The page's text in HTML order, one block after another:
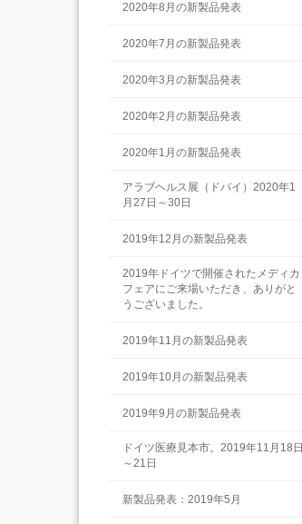
2020年8月の新製品発表
2020年7月の新製品発表
2020年3月の新製品発表
2020年2月の新製品発表
2020年1月の新製品発表
アラブヘルス展（ドバイ）2020年1
月27日～30日
2019年12月の新製品発表
2019年ドイツで開催されたメディカ
フェアにご来場いただき、ありがと
うございました。
2019年11月の新製品発表
2019年10月の新製品発表
2019年9月の新製品発表
ドイツ医療見本市。2019年11月18日
～21日
新製品発表：2019年5月